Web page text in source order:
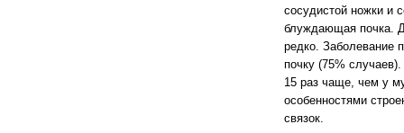
сосудистой ножки и
блуждающая почка.
редко. Заболевание
почку (75%
15 раз чаще, чем у
особенностями
связок.